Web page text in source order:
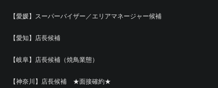
【愛媛】スーパーバイザー／エリアマネージャー候補
【愛知】店長候補
【岐阜】店長候補（焼鳥業態）
【神奈川】店長候補 ★面接確約★